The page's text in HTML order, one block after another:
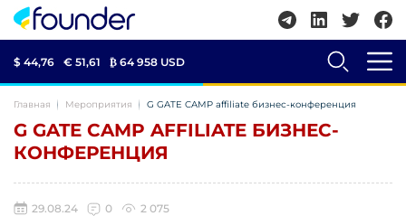
$ 44,76 € 51,61 ₿ 64 958 USD
Главная Мероприятия G GATE CAMP affiliate бизнес-конференция
G GATE CAMP AFFILIATE БИЗНЕС-
КОНФЕРЕНЦИЯ
29.08.24 0
2 075